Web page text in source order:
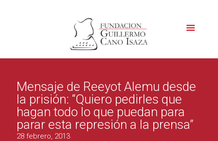
Mensaje de Reeyot Alemu desde
la prisión: “Quiero pedirles que
hagan todo lo que puedan para
parar esta represión a la prensa”
28 febrero, 2013